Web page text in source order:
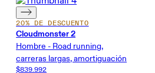
20% DE DESCUENTO
Cloudmonster 2
Hombre - Road running,
carreras largas, amortiguación
$839.992